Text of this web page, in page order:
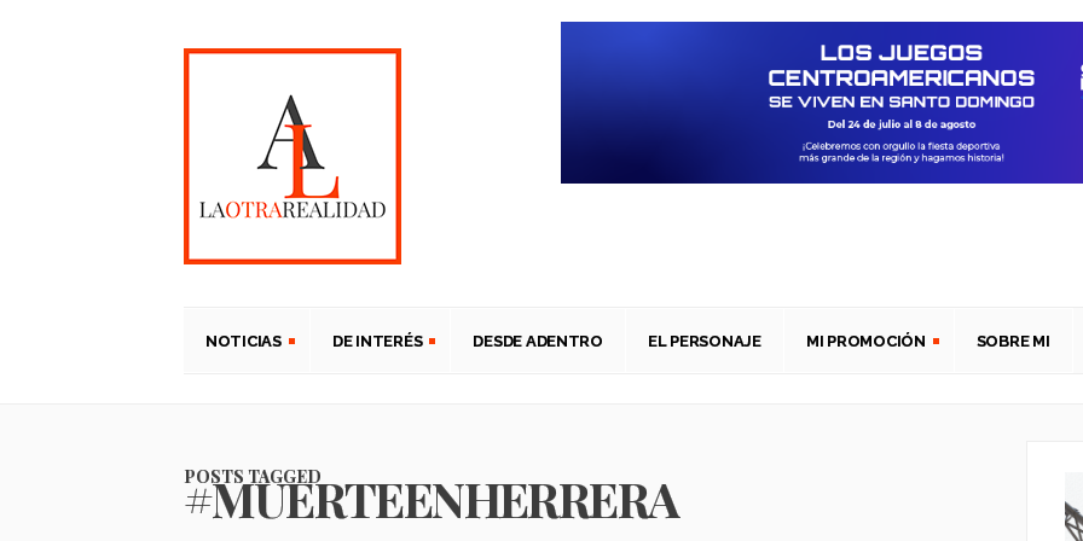
NOTICIAS DE INTERÉS DESDE ADENTRO EL PERSONAJE MI PROMOCIÓN SOBRE MI
POSTS TAGGED
#MUERTEENHERRERA